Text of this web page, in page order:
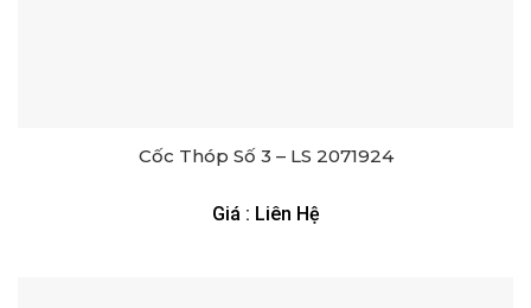
Cốc Thóp Số 3 – LS 2071924
Giá : Liên Hệ